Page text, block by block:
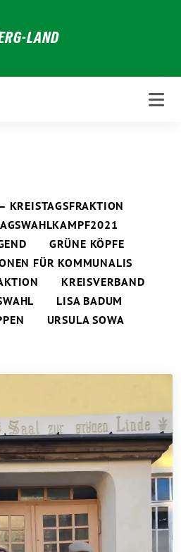
LAND
KREISTAGSFRAKTION
GRÜNE KÖPFE
FÜR KOMMUNALIS
KREISVERBAND
LISA BADUM
URSULA SOWA